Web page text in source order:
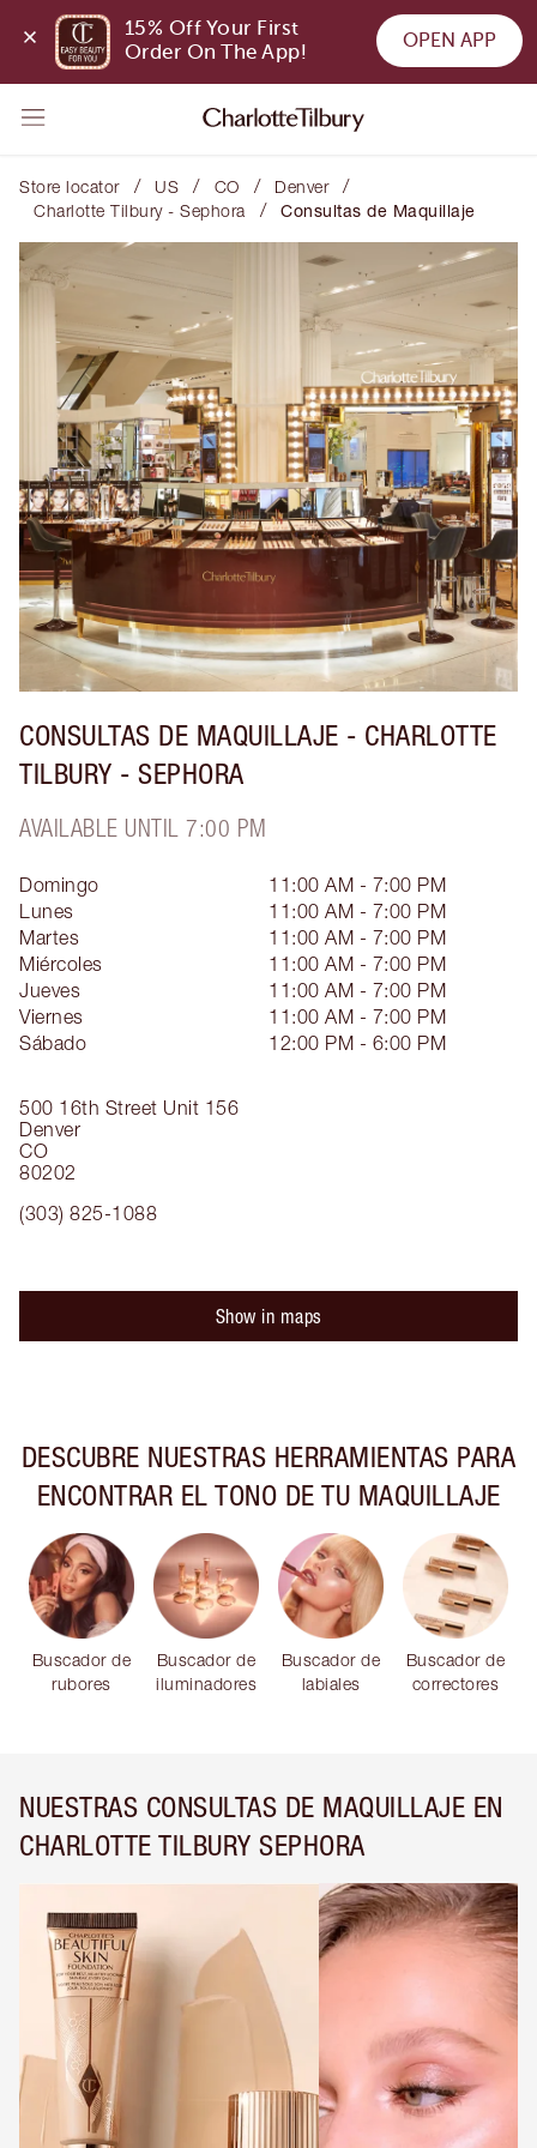
15% Off Your First
Order On The App!
OPEN APP
Store locator / US / CO / Denver /
Charlotte Tilbury - Sephora / Consultas de Maquillaje
CONSULTAS DE MAQUILLAJE - CHARLOTTE
TILBURY - SEPHORA
AVAILABLE UNTIL 7:00 PM
500 16th Street Unit 156
Denver
CO
80202
(303) 825-1088
Domingo
11:00 AM - 7:00 PM
Lunes
11:00 AM - 7:00 PM
Martes
11:00 AM - 7:00 PM
Miércoles
11:00 AM - 7:00 PM
Jueves
11:00 AM - 7:00 PM
Viernes
11:00 AM - 7:00 PM
Sábado
12:00 PM - 6:00 PM
Show in maps
DESCUBRE NUESTRAS HERRAMIENTAS PARA
ENCONTRAR EL TONO DE TU MAQUILLAJE
Buscador de
rubores
Buscador de
iluminadores
Buscador de
labiales
Buscador de
correctores
NUESTRAS CONSULTAS DE MAQUILLAJE EN
CHARLOTTE TILBURY SEPHORA